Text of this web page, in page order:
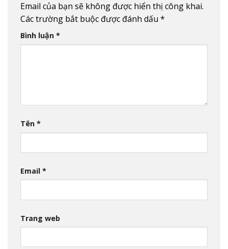
Email của bạn sẽ không được hiển thị công khai.
Các trường bắt buộc được đánh dấu *
Bình luận *
Tên *
Email *
Trang web